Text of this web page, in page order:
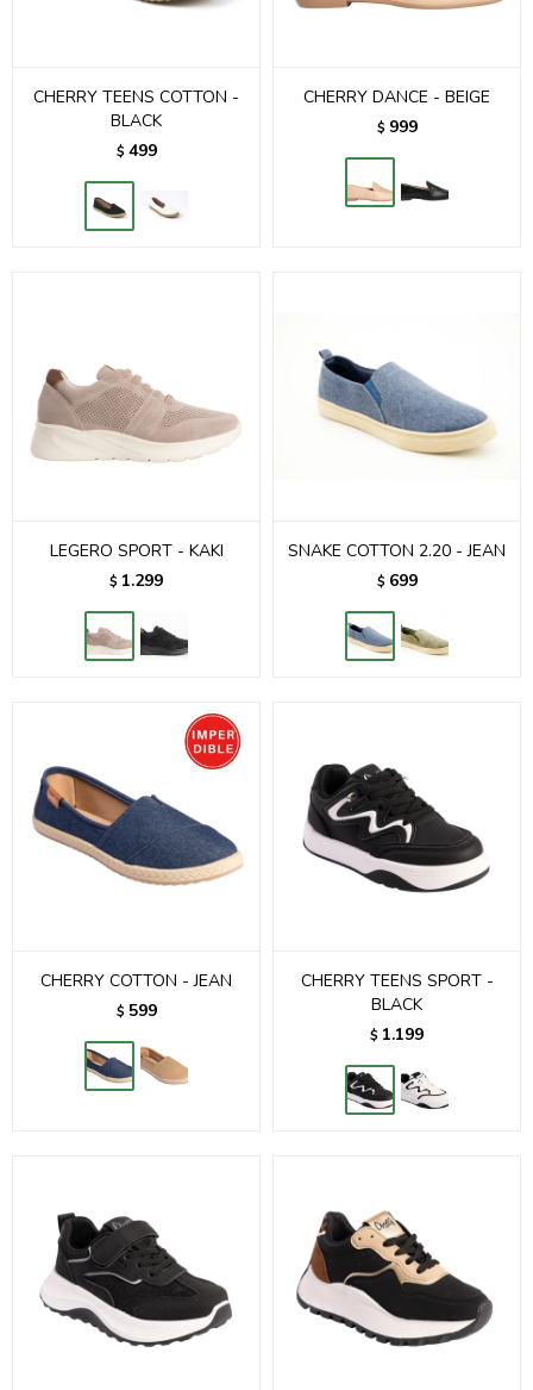
CHERRY TEENS COTTON -
BLACK
$ 499
CHERRY DANCE - BEIGE
$ 999
LEGERO SPORT - KAKI
$ 1.299
SNAKE COTTON 2.20 - JEAN
$ 699
CHERRY COTTON - JEAN
$ 599
CHERRY TEENS SPORT -
BLACK
$ 1.199